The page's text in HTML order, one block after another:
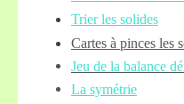
Trier les solides
Cartes à pinces les
Jeu de la balance
La symétrie